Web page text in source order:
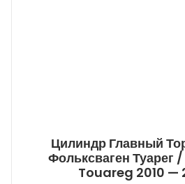
Цилиндр Главный
Фольксваген
Touareg 2010 —